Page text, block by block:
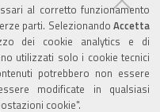
al corretto funzionamento
parti. Selezionando Accetta
dei cookie analytics e di
utilizzati solo i cookie tecnici
potrebbero non essere
modificate in qualsiasi
cookie".
sito